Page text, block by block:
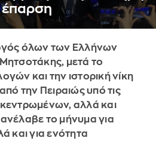
έπαρση
όλων των Ελλήνων
μετά το
και την ιστορική νίκη
την Πειραιώς υπό τις
αλλά και
το μήνυμα για
και για ενότητα